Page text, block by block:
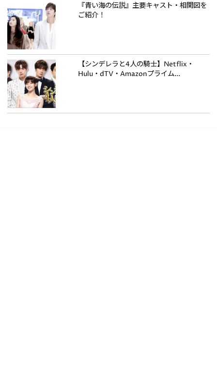
『青い海の伝説』主要キャスト・相関図を
ご紹介！
【シンデレラと4人の騎士】Netflix・
Hulu・dTV・Amazonプライム...